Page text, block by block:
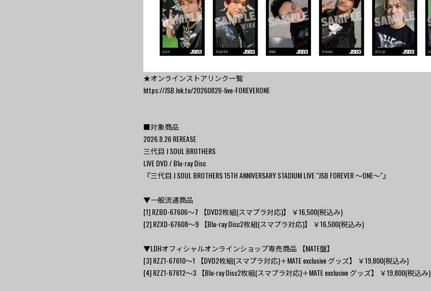
★オンラインストアリンク一覧
https://JSB.lnk.to/20260826-live-FOREVERONE
■対象商品
2026.8.26 REREASE
三代目 J SOUL BROTHERS
LIVE DVD / Blu-ray Disc
『三代目 J SOUL BROTHERS 15TH ANNIVERSARY STADIUM LIVE "JSB FOREVER ～ONE～"』
▼一般流通商品
[1] RZBD-67606～7 【DVD2枚組(スマプラ対応)】 ￥16,500(税込み)
[2] RZXD-67608～9 【Blu-ray Disc2枚組(スマプラ対応)】 ￥16,500(税込み)
▼LDHオフィシャルオンラインショップ専売商品 【MATE盤】
[3] RZZ1-67610～1 【DVD2枚組(スマプラ対応)＋MATE exclusive グッズ】 ￥19,800(税込み)
[4] RZZ1-67612～3 【Blu-ray Disc2枚組(スマプラ対応)＋MATE exclusive グッズ】 ￥19,800(税込み)